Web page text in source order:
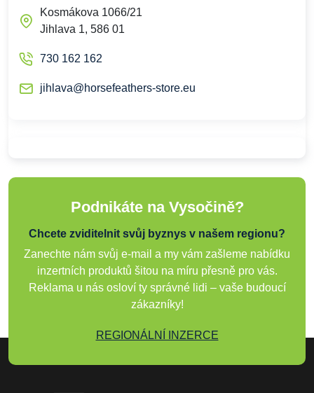
Kosmákova 1066/21
Jihlava 1, 586 01
730 162 162
jihlava@horsefeathers-store.eu
Podnikáte na Vysočině?
Chcete zviditelnit svůj byznys v našem regionu?
Zanechte nám svůj e-mail a my vám zašleme nabídku
inzertních produktů šitou na míru přesně pro vás.
Reklama u nás osloví ty správné lidi – vaše budoucí
zákazníky!
REGIONÁLNÍ INZERCE